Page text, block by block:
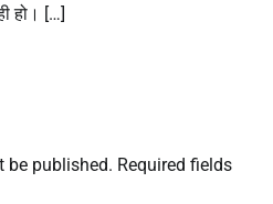
हो। […]
be published. Required fields